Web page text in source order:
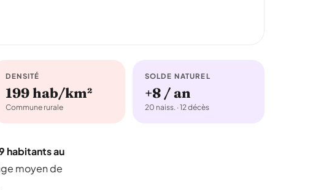
DENSITÉ
199 hab/km²
Commune rurale
SOLDE NATUREL
+8 / an
20 naiss. · 12 décès
habitants au
moyen de